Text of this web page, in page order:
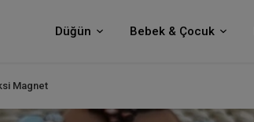
Düğün Bebek & Çocuk
Magnet